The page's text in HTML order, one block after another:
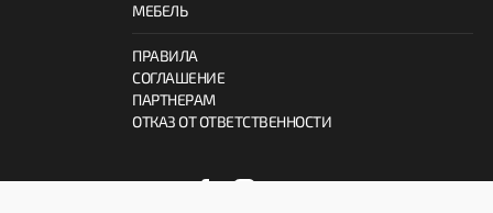
МЕБЕЛЬ
ПРАВИЛА
СОГЛАШЕНИЕ
ПАРТНЕРАМ
ОТКАЗ ОТ ОТВЕТСТВЕННОСТИ